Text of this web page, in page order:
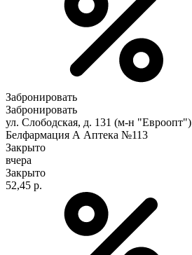
Забронировать
Забронировать
ул. Слободская, д. 131 (м-н "Евроопт")
Белфармация А Аптека №113
Закрыто
вчера
Закрыто
52,45 р.